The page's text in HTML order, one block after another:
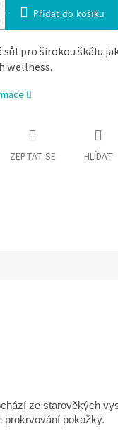
Přidat do košíku
sůl pro širokou škálu
wellness.
ZEPTAT SE HLÍDAT
ze starověkých
prokrvování pokožky.